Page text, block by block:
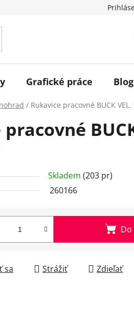
Grafické práce Blog
/ Rukavice pracovné BUCK
Skladem (203 pr)
260166
Do
sa Strážiť Zdieľať